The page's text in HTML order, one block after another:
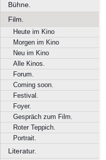
Bühne.
Film.
Heute im Kino
Morgen im Kino
Neu im Kino
Alle Kinos.
Forum.
Coming soon.
Festival.
Foyer.
Gespräch zum Film.
Roter Teppich.
Portrait.
Literatur.